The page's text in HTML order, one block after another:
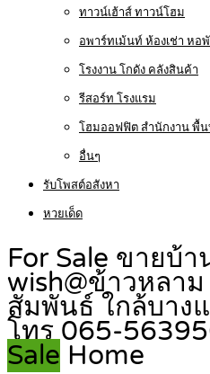
ทาวน์เฮ้าส์ ทาวน์โฮม
อพาร์ทเม้นท์ ห้องเช่า หอ
โรงงาน โกดัง คลังสินค้า
รีสอร์ท โรงแรม
โฮมออฟฟิต สำนักงาน พื้
อื่นๆ
รับโพสต์อสังหา
หวยเด็ด
For Sale ขายบ้
wish@ข้าวหลา
สัมพันธ์ ใกล้บาง
โทร 065-
Sale Home